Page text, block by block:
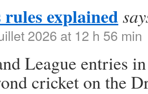
explained
2026 at 12 h 56 min
League entries
cricket on the